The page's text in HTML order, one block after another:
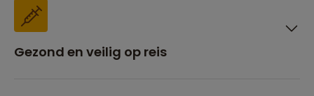
Gezond en veilig op reis